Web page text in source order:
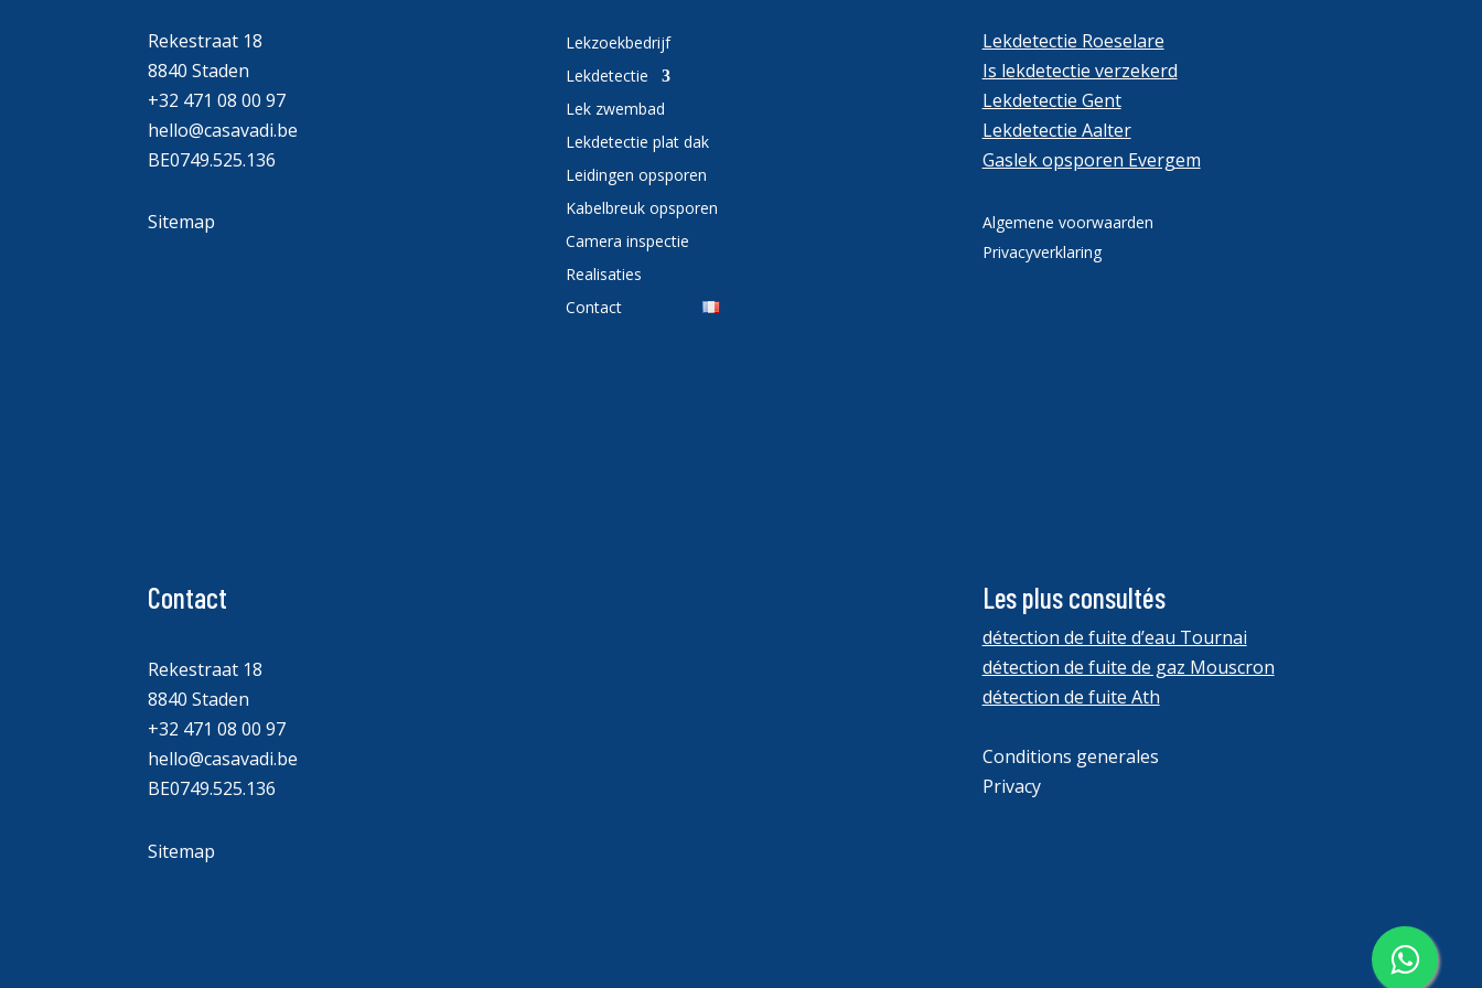
Rekestraat 18
8840 Staden
+32 471 08 00 97
hello@casavadi.be
BE0749.525.136
Sitemap
Lekzoekbedrijf
Lekdetectie
Lek zwembad
Lekdetectie plat dak
Leidingen opsporen
Kabelbreuk opsporen
Camera inspectie
Realisaties
Contact
Lekdetectie Roeselare
Is lekdetectie verzekerd
Lekdetectie Gent
Lekdetectie Aalter
Gaslek opsporen Evergem
Algemene voorwaarden
Privacyverklaring
Contact
Rekestraat 18
8840 Staden
+32 471 08 00 97
hello@casavadi.be
BE0749.525.136
Sitemap
Les plus consultés
détection de fuite d’eau Tournai
détection de fuite de gaz Mouscron
détection de fuite Ath
Conditions generales
Privacy